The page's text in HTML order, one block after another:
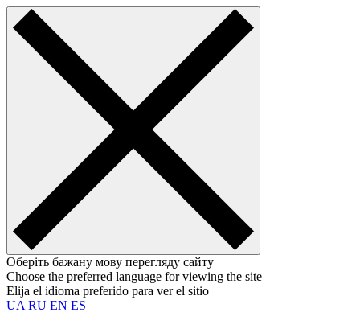
Оберіть бажану мову перегляду сайту
Choose the preferred language for viewing the site
Elija el idioma preferido para ver el sitio
UA RU EN ES